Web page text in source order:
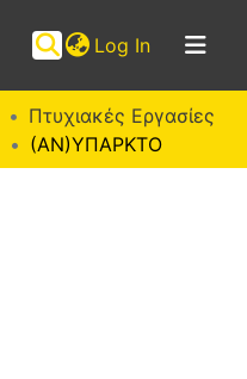
Log In (current)
Πτυχιακές Εργασίες
(ΑΝ)ΥΠΑΡΚΤΟ